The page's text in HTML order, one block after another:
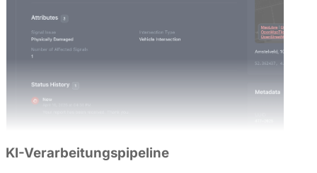
KI-Verarbeitungspipeline